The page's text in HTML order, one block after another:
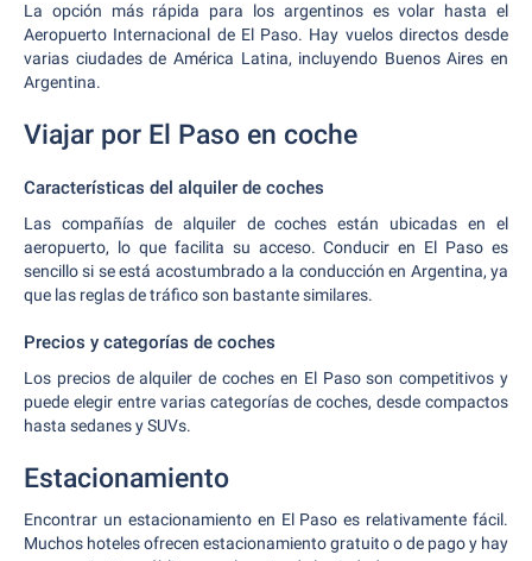
La opción más rápida para los argentinos es volar hasta el
Aeropuerto Internacional de El Paso. Hay vuelos directos desde
varias ciudades de América Latina, incluyendo Buenos Aires en
Argentina.
Viajar por El Paso en coche
Características del alquiler de coches
Las compañías de alquiler de coches están ubicadas en el
aeropuerto, lo que facilita su acceso. Conducir en El Paso es
sencillo si se está acostumbrado a la conducción en Argentina, ya
que las reglas de tráfico son bastante similares.
Precios y categorías de coches
Los precios de alquiler de coches en El Paso son competitivos y
puede elegir entre varias categorías de coches, desde compactos
hasta sedanes y SUVs.
Estacionamiento
Encontrar un estacionamiento en El Paso es relativamente fácil.
Muchos hoteles ofrecen estacionamiento gratuito o de pago y hay